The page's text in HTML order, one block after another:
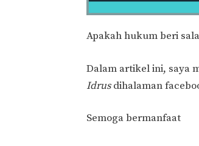
Apakah hukum beri
Dalam artikel ini, saya
Idrusdihalaman
Semoga bermanfaat